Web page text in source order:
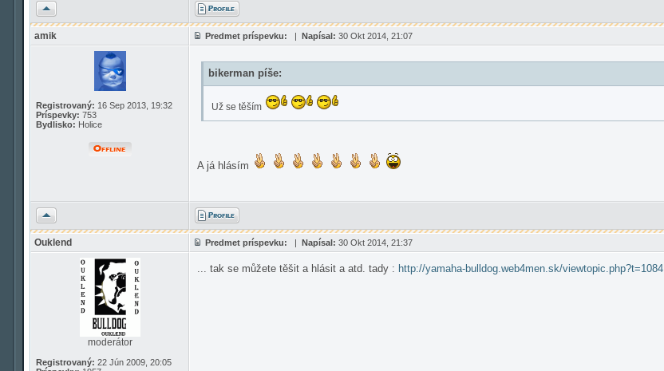
Hore
amik Predmet príspevku: | Napísal: 30 Okt 2014, 21:07
Registrovaný: 16 Sep 2013, 19:32
Príspevky: 753
Bydlisko: Holice
bikerman píše:
Už se těším
A já hlásím
Hore
Ouklend Predmet príspevku: | Napísal: 30 Okt 2014, 21:37
moderátor
Registrovaný: 22 Jún 2009, 20:05
... tak se můžete těšit a hlásit a atd. tady : http://yamaha-bulldog.web4men.sk/viewtopic.php?t=1084